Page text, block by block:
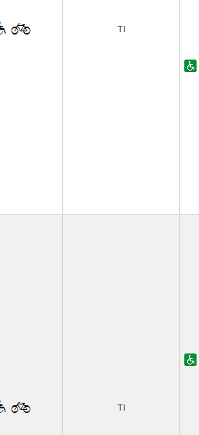
TI
TI